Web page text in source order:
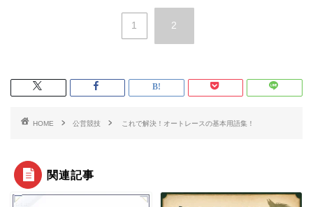
1 2
HOME 公営競技 これで解決！オートレースの基本用語集！
関連記事